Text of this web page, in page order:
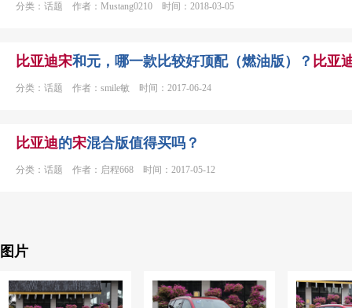
分类：话题 作者：Mustang0210 时间：2018-03-05
比亚迪宋和元，哪一款比较好顶配（燃油版）？ 比亚
分类：话题 作者：smile敏 时间：2017-06-24
比亚迪的宋混合版值得买吗？
分类：话题 作者：启程668 时间：2017-05-12
图片